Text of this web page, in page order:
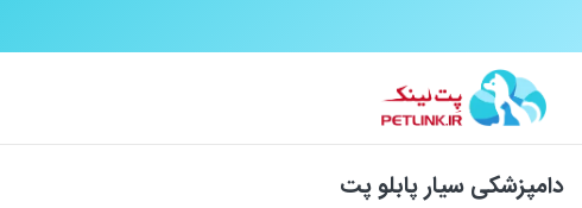
دامپزشکی سیار پابلو پت